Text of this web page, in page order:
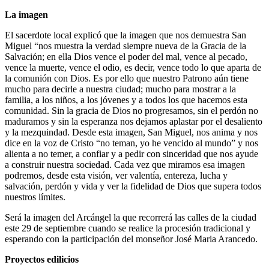
La imagen
El sacerdote local explicó que la imagen que nos demuestra San
Miguel “nos muestra la verdad siempre nueva de la Gracia de la
Salvación; en ella Dios vence el poder del mal, vence al pecado,
vence la muerte, vence el odio, es decir, vence todo lo que aparta de
la comunión con Dios. Es por ello que nuestro Patrono aún tiene
mucho para decirle a nuestra ciudad; mucho para mostrar a la
familia, a los niños, a los jóvenes y a todos los que hacemos esta
comunidad. Sin la gracia de Dios no progresamos, sin el perdón no
maduramos y sin la esperanza nos dejamos aplastar por el desaliento
y la mezquindad. Desde esta imagen, San Miguel, nos anima y nos
dice en la voz de Cristo “no teman, yo he vencido al mundo” y nos
alienta a no temer, a confiar y a pedir con sinceridad que nos ayude
a construir nuestra sociedad. Cada vez que miramos esa imagen
podremos, desde esta visión, ver valentía, entereza, lucha y
salvación, perdón y vida y ver la fidelidad de Dios que supera todos
nuestros límites.
Será la imagen del Arcángel la que recorrerá las calles de la ciudad
este 29 de septiembre cuando se realice la procesión tradicional y
esperando con la participación del monseñor José Maria Arancedo.
Proyectos edilicios